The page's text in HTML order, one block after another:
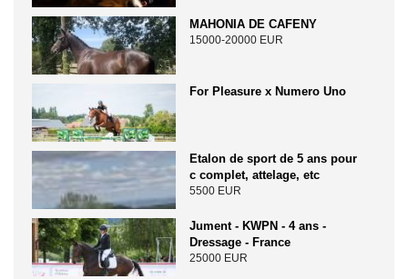
MAHONIA DE CAFENY
15000-20000 EUR
For Pleasure x Numero Uno
Etalon de sport de 5 ans pour
c complet, attelage, etc
5500 EUR
Jument - KWPN - 4 ans -
Dressage - France
25000 EUR